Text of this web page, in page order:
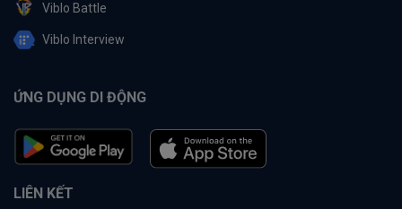
Viblo Battle
Viblo Interview
ỨNG DỤNG DI ĐỘNG
LIÊN KẾT